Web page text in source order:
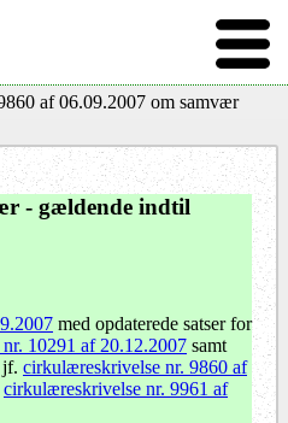
af 06.09.2007 om samvær
- gældende indtil
med opdaterede satser for
10291 af 20.12.2007 samt
jf. cirkulæreskrivelse nr. 9860 af
cirkulæreskrivelse nr. 9961 af